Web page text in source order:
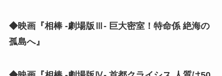
◆映画『相棒 -劇場版Ⅲ- 巨大密室！特命係 絶海の
孤島へ』